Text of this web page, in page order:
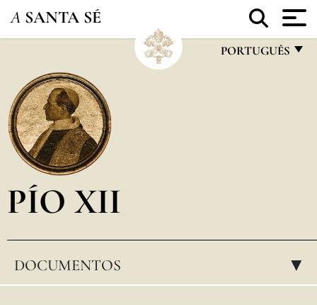
A SANTA SÉ
PORTUGUÊS
POLSKI
PÍO XII
DOCUMENTOS ▸